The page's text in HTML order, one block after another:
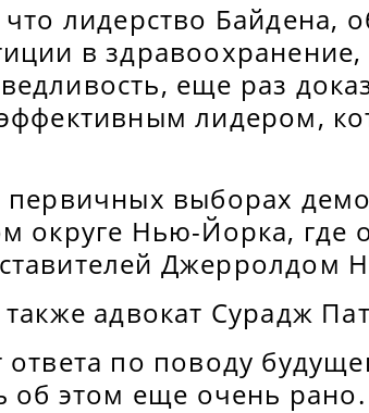
лидерство Байдена,
в
еще раз
лидером,
выборах
округе Нью-Йорка, где
Джерролдом
адвокат Сурадж
ответа по поводу
об этом еще очень рано.